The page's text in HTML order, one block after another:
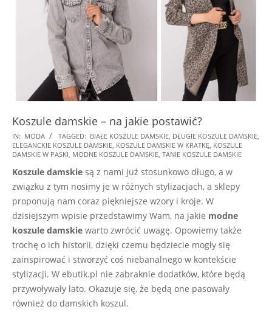
Koszule damskie – na jakie postawić?
2021-
05-
IN: MODA TAGGED: BIAŁE KOSZULE DAMSKIE DŁUGIE KOSZULE DAMSKIE
ELEGANCKIE KOSZULE DAMSKIE KOSZULE DAMSKIE W KRATKĘ KOSZULE
DAMSKIE W PASKI MODNE KOSZULE DAMSKIE TANIE KOSZULE DAMSKIE
Koszule damskie są z nami już stosunkowo długo, a w
związku z tym nosimy je w różnych stylizacjach, a sklepy
proponują nam coraz piękniejsze wzory i kroje. W
dzisiejszym wpisie przedstawimy Wam, na jakie modne
koszule damskie warto zwrócić uwagę. Opowiemy także
trochę o ich historii, dzięki czemu będziecie mogły się
zainspirować i stworzyć coś niebanalnego w kontekście
stylizacji. W ebutik.pl nie zabraknie dodatków, które będą
przywoływały lato. Okazuje się, że będą one pasowały
również do damskich koszul.